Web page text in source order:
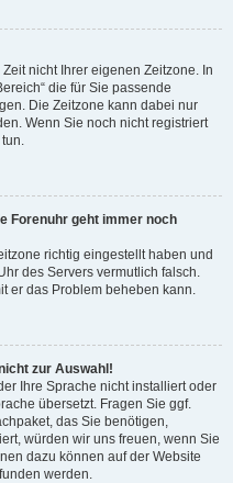
nicht Ihrer eigenen Zeitzone. In
die für Sie passende
Die Zeitzone kann dabei nur
Wenn Sie noch nicht registriert
Forenuhr geht immer noch
richtig eingestellt haben und
des Servers vermutlich falsch.
er das Problem beheben kann.
zur Auswahl!
Ihre Sprache nicht installiert oder
übersetzt. Fragen Sie ggf.
das Sie benötigen,
würden wir uns freuen, wenn Sie
dazu können auf der Website
werden.